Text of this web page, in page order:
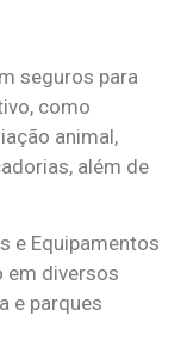
seguros para
como
animal,
além de
e Equipamentos
em diversos
e parques